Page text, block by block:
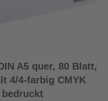
A5 quer, 80 Blatt,
4/4-farbig CMYK